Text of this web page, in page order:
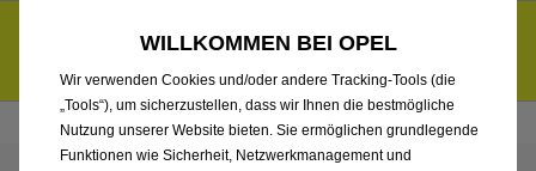
6.000 € staatliche Förderungsprämie für E-Autos und Plug-in-
Hybride. Mehr erfahren >>
WILLKOMMEN BEI OPEL
Wir verwenden Cookies und/oder andere Tracking-Tools (die
„Tools“), um sicherzustellen, dass wir Ihnen die bestmögliche
Nutzung unserer Website bieten. Sie ermöglichen grundlegende
Funktionen wie Sicherheit, Netzwerkmanagement und